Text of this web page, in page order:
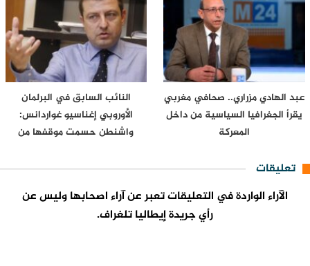
عبد الهادي مزراري.. صحافي مغربي
يقرأ الجغرافيا السياسية من داخل
المعركة
النائب السابق في البرلمان
الأوروبي إغناسيو غواردانس:
واشنطن حسمت موقفها من
تعليقات
الآراء الواردة في التعليقات تعبر عن آراء اصحابها وليس عن
رأي جريدة إيطاليا تلغراف.